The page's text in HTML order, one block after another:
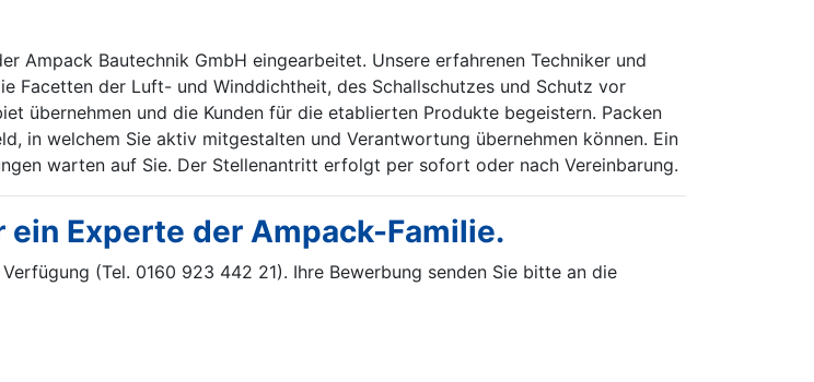
Ampack Bautechnik GmbH eingearbeitet. Unsere erfahrenen Techniker und
Facetten der Luft- und Winddichtheit, des Schallschutzes und Schutz vor
übernehmen und die Kunden für die etablierten Produkte begeistern. Packen
in welchem Sie aktiv mitgestalten und Verantwortung übernehmen können. Ein
warten auf Sie. Der Stellenantritt erfolgt per sofort oder nach Vereinbarung.
Experte der Ampack-Familie.
(Tel. 0160 923 442 21). Ihre Bewerbung senden Sie bitte an die